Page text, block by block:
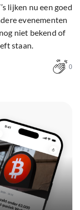
lijken nu een goed
evenementen
niet bekend of
staan.
0